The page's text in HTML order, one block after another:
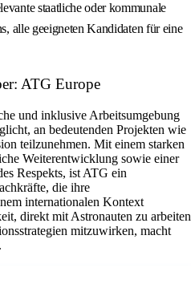
staatliche oder kommunale
alle geeigneten Kandidaten für eine
ATG Europe
und inklusive Arbeitsumgebung
an bedeutenden Projekten wie
teilzunehmen. Mit einem starken
Weiterentwicklung sowie einer
Respekts, ist ATG ein
die ihre
internationalen Kontext
direkt mit Astronauten zu arbeiten
mitzuwirken, macht